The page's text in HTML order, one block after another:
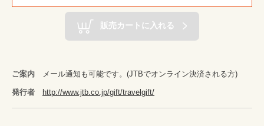
販売カートに入れる
ご案内 メール通知も可能です。(JTBでオンライン決済される方)
発行者 http://www.jtb.co.jp/gift/travelgift/